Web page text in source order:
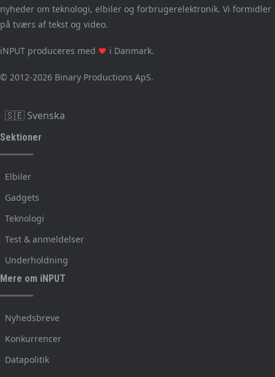
nyheder om teknologi, elbiler og forbrugerelektronik. Vi formidler
på tværs af tekst og video.
iNPUT produceres med ❤ i Danmark.
© 2012-2026 Binary Productions ApS.
🇸🇪 Svenska
Sektioner
Elbiler
Gadgets
Teknologi
Test & anmeldelser
Underholdning
Mere om iNPUT
Nyhedsbreve
Konkurrencer
Datapolitik